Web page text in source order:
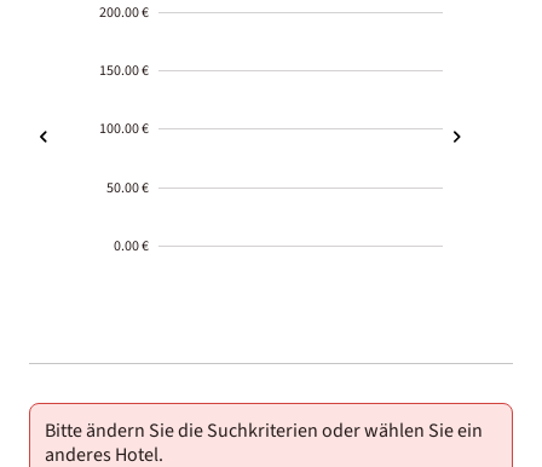
200.00 €
150.00 €
100.00 €
50.00 €
0.00 €
01-02
Bitte ändern Sie die Suchkriterien oder wählen Sie ein
anderes Hotel.